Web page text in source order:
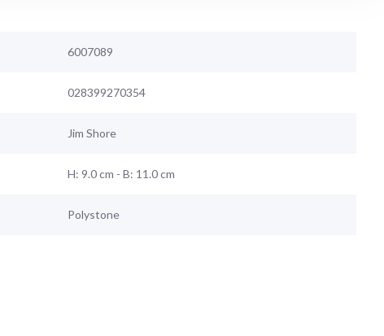
6007089
028399270354
Jim Shore
H: 9.0 cm - B: 11.0 cm
Polystone